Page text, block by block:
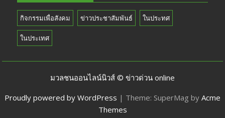
กิจกรรมเพื่อสังคม ข่าวประชาสัมพันธ์ ในประทศ
ในประเทศ
มวลชนออนไลน์นิวส์ © ข่าวด่วน online
Proudly powered by WordPress | Theme: SuperMag by Acme
Themes